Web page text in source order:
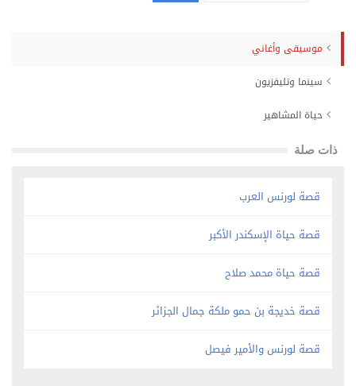
موسيقى وأغاني
سينما وتليفزيون
حياة المشاهير
ذات صلة
قصة لورنس العرب
قصة حياة الإسكندر الأكبر
قصة حياة محمد صلاح
قصة خديجة بن حمو ملكة جمال الجزائر
قصة لورنس والأمير فيصل